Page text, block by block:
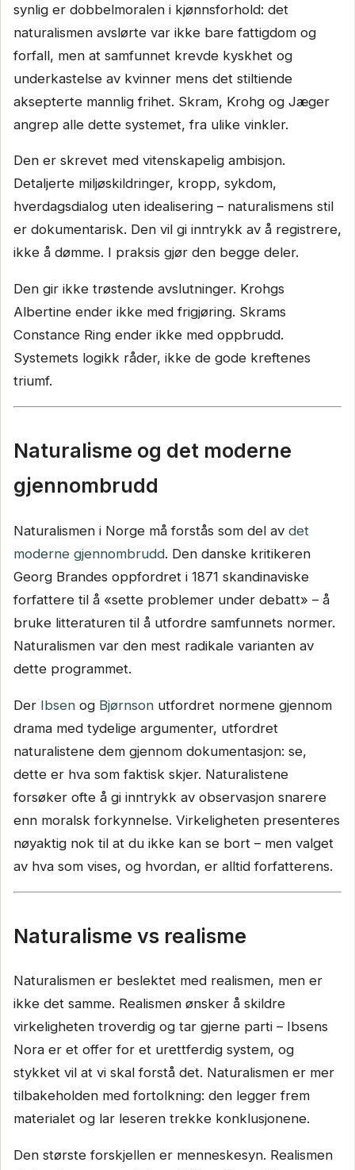
synlig er dobbelmoralen i kjønnsforhold: det
naturalismen avslørte var ikke bare fattigdom og
forfall, men at samfunnet krevde kyskhet og
underkastelse av kvinner mens det stiltiende
aksepterte mannlig frihet. Skram, Krohg og Jæger
angrep alle dette systemet, fra ulike vinkler.
Den er skrevet med vitenskapelig ambisjon.
Detaljerte miljøskildringer, kropp, sykdom,
hverdagsdialog uten idealisering – naturalismens stil
er dokumentarisk. Den vil gi inntrykk av å registrere,
ikke å dømme. I praksis gjør den begge deler.
Den gir ikke trøstende avslutninger. Krohgs
Albertine ender ikke med frigjøring. Skrams
Constance Ring ender ikke med oppbrudd.
Systemets logikk råder, ikke de gode kreftenes
triumf.
Naturalisme og det moderne
gjennombrudd
Naturalismen i Norge må forstås som del av det
moderne gjennombrudd. Den danske kritikeren
Georg Brandes oppfordret i 1871 skandinaviske
forfattere til å «sette problemer under debatt» – å
bruke litteraturen til å utfordre samfunnets normer.
Naturalismen var den mest radikale varianten av
dette programmet.
Der Ibsen og Bjørnson utfordret normene gjennom
drama med tydelige argumenter, utfordret
naturalistene dem gjennom dokumentasjon: se,
dette er hva som faktisk skjer. Naturalistene
forsøker ofte å gi inntrykk av observasjon snarere
enn moralsk forkynnelse. Virkeligheten presenteres
nøyaktig nok til at du ikke kan se bort – men valget
av hva som vises, og hvordan, er alltid forfatterens.
Naturalisme vs realisme
Naturalismen er beslektet med realismen, men er
ikke det samme. Realismen ønsker å skildre
virkeligheten troverdig og tar gjerne parti – Ibsens
Nora er et offer for et urettferdig system, og
stykket vil at vi skal forstå det. Naturalismen er mer
tilbakeholden med fortolkning: den legger frem
materialet og lar leseren trekke konklusjonene.
Den største forskjellen er menneskesyn. Realismen